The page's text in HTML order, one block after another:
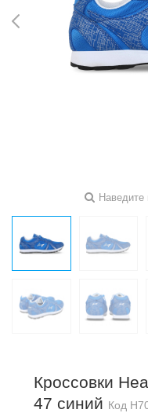
Наведите
Кроссовки
47 синий Код